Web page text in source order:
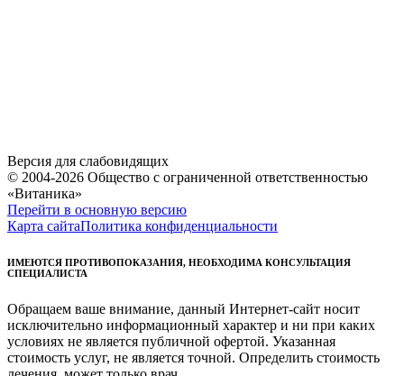
Версия для слабовидящих
© 2004-2026 Общество с ограниченной ответственностью
«Витаника»
Перейти в основную версию
Карта сайтаПолитика конфиденциальности
ИМЕЮТСЯ ПРОТИВОПОКАЗАНИЯ, НЕОБХОДИМА КОНСУЛЬТАЦИЯ
СПЕЦИАЛИСТА
Обращаем ваше внимание, данный Интернет-сайт носит
исключительно информационный характер и ни при каких
условиях не является публичной офертой. Указанная
стоимость услуг, не является точной. Определить стоимость